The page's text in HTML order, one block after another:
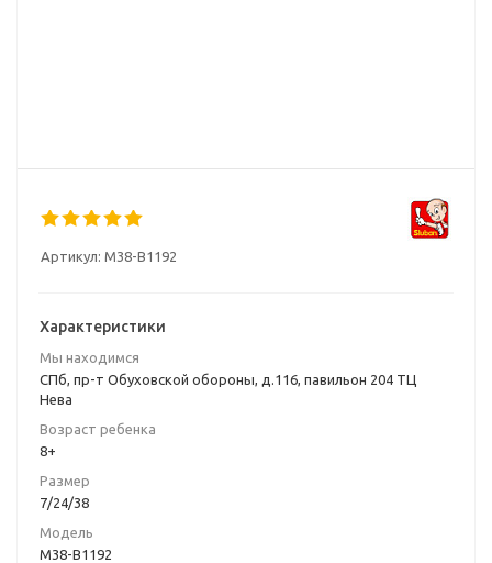
Артикул: M38-B1192
Характеристики
Мы находимся
СПб, пр-т Обуховской обороны, д.116, павильон 204 ТЦ
Нева
Возраст ребенка
8+
Размер
7/24/38
Модель
M38-B1192